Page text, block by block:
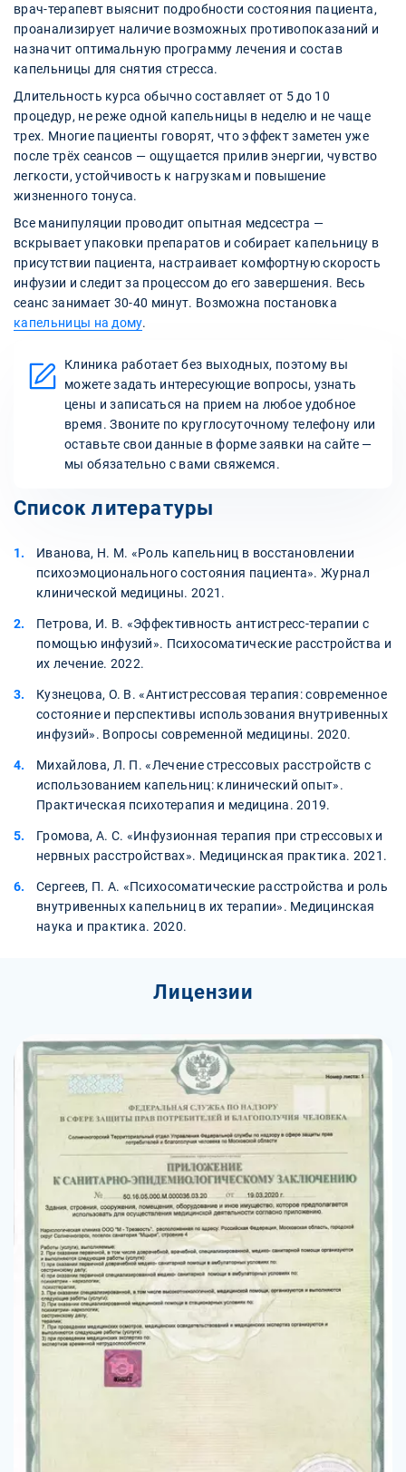
врач-терапевт выяснит подробности состояния пациента,
проанализирует наличие возможных противопоказаний и
назначит оптимальную программу лечения и состав
капельницы для снятия стресса.
Длительность курса обычно составляет от 5 до 10
процедур, не реже одной капельницы в неделю и не чаще
трех. Многие пациенты говорят, что эффект заметен уже
после трёх сеансов — ощущается прилив энергии, чувство
легкости, устойчивость к нагрузкам и повышение
жизненного тонуса.
Все манипуляции проводит опытная медсестра —
вскрывает упаковки препаратов и собирает капельницу в
присутствии пациента, настраивает комфортную скорость
инфузии и следит за процессом до его завершения. Весь
сеанс занимает 30-40 минут. Возможна постановка
капельницы на дому.
Клиника работает без выходных, поэтому вы
можете задать интересующие вопросы, узнать
цены и записаться на прием на любое удобное
время. Звоните по круглосуточному телефону или
оставьте свои данные в форме заявки на сайте —
мы обязательно с вами свяжемся.
Список литературы
Иванова, Н. М. «Роль капельниц в восстановлении
психоэмоционального состояния пациента». Журнал
клинической медицины. 2021.
Петрова, И. В. «Эффективность антистресс-терапии с
помощью инфузий». Психосоматические расстройства и
их лечение. 2022.
Кузнецова, О. В. «Антистрессовая терапия: современное
состояние и перспективы использования внутривенных
инфузий». Вопросы современной медицины. 2020.
Михайлова, Л. П. «Лечение стрессовых расстройств с
использованием капельниц: клинический опыт».
Практическая психотерапия и медицина. 2019.
Громова, А. С. «Инфузионная терапия при стрессовых и
нервных расстройствах». Медицинская практика. 2021.
Сергеев, П. А. «Психосоматические расстройства и роль
внутривенных капельниц в их терапии». Медицинская
наука и практика. 2020.
Лицензии